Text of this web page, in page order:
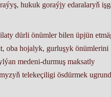
hukuk goraýjy edaralaryň
dürli önümler bilen üpjün
oba hojalyk, gurluşyk önümlerini
medeni-durmuş maksatly
telekeçiligi ösdürmek